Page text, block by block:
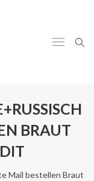
BRAUT
Mail bestellen Braut